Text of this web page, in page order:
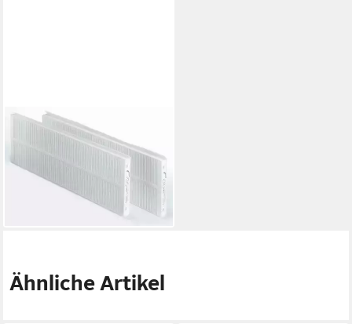
ZEHNDER
Filter-Set ZE Filterset
COMFOAIR Q350/450/600
G4, (VPE=2Stk) je VPE
lieferbar - in 6-8 Werktagen bei dir
Ähnliche Artikel